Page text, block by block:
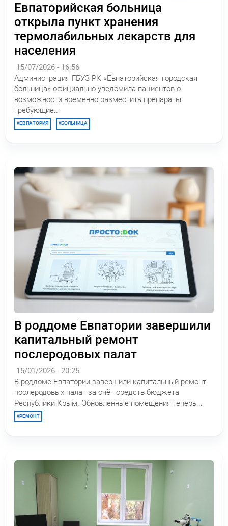
Евпаторийская больница
открыла пункт хранения
термолабильных лекарств для
населения
15/07/2026 - 16:56
Администрация ГБУЗ РК «Евпаторийская городская
больница» официально уведомила пациентов о
возможности временно разместить препараты,
требующие...
ЕВПАТОРИЯ БОЛЬНИЦА
В роддоме Евпатории завершили
капитальный ремонт
послеродовых палат
15/01/2026 - 20:25
В роддоме Евпатории завершили капитальный ремонт
послеродовых палат за счёт средств бюджета
Республики Крым. Обновлённые помещения теперь...
РЕМОНТ